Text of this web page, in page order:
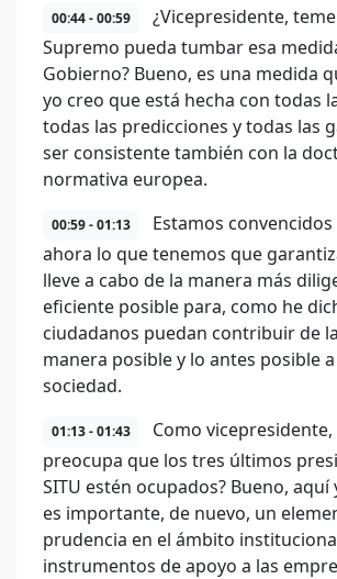
00:44 - 00:59
¿Vicepresidente,
Supremo pueda tumbar esa
Gobierno? Bueno, es una medida
yo creo que está hecha con todas
todas las predicciones y todas las
ser consistente también con la
normativa europea.
00:59 - 01:13
Estamos
ahora lo que tenemos que
lleve a cabo de la manera más
eficiente posible para, como he
ciudadanos puedan contribuir de
manera posible y lo antes posible
sociedad.
01:13 - 01:43
Como
preocupa que los tres últimos
SITU estén ocupados? Bueno,
es importante, de nuevo, un
prudencia en el ámbito
instrumentos de apoyo a las